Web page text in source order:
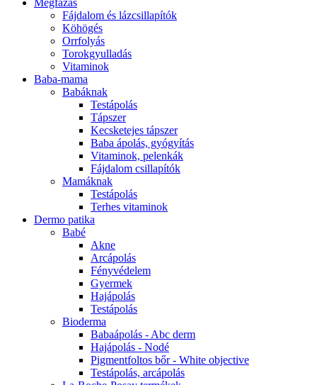
Megfázás
Fájdalom és lázcsillapítók
Köhögés
Orrfolyás
Torokgyulladás
Vitaminok
Baba-mama
Babáknak
Testápolás
Tápszer
Kecsketejes tápszer
Baba ápolás, gyógyítás
Vitaminok, pelenkák
Fájdalom csillapítók
Mamáknak
Testápolás
Terhes vitaminok
Dermo patika
Babé
Akne
Arcápolás
Fényvédelem
Gyermek
Hajápolás
Testápolás
Bioderma
Babaápolás - Abc derm
Hajápolás - Nodé
Pigmentfoltos bőr - White objective
Testápolás, arcápolás